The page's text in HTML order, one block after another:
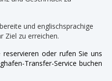
und englischsprachige
Ziel zu erreichen.
oder rufen Sie uns
Transfer-Service buchen